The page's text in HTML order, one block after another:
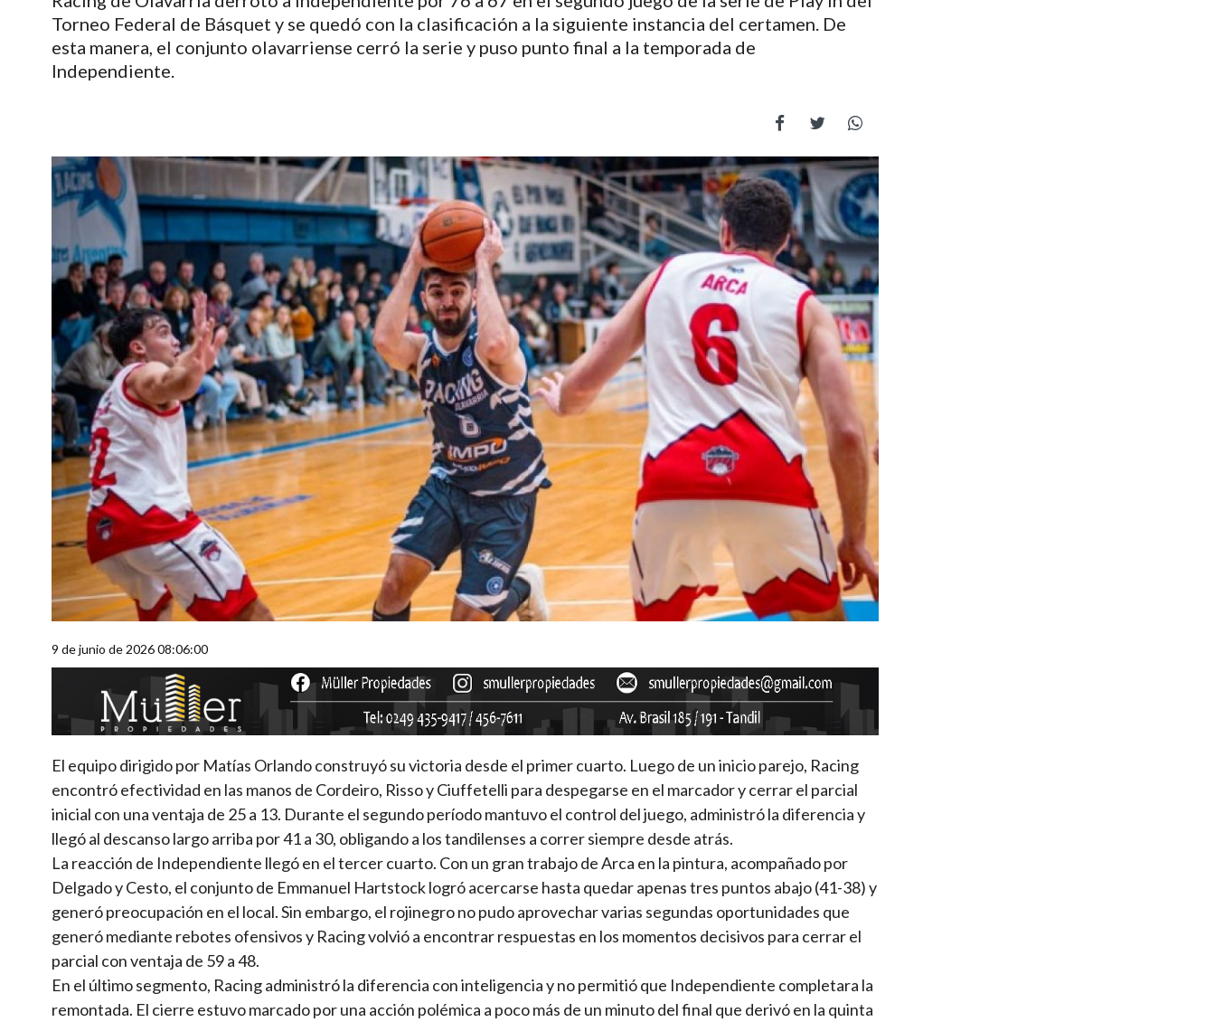
Torneo Federal de Básquet y se quedó con la clasificación a la siguiente instancia del certamen. De
esta manera, el conjunto olavarriense cerró la serie y puso punto final a la temporada de
Independiente.
9 de junio de 2026 08:06:00
El equipo dirigido por Matías Orlando construyó su victoria desde el primer cuarto. Luego de un inicio parejo, Racing
encontró efectividad en las manos de Cordeiro, Risso y Ciuffetelli para despegarse en el marcador y cerrar el parcial
inicial con una ventaja de 25 a 13. Durante el segundo período mantuvo el control del juego, administró la diferencia y
llegó al descanso largo arriba por 41 a 30, obligando a los tandilenses a correr siempre desde atrás.
La reacción de Independiente llegó en el tercer cuarto. Con un gran trabajo de Arca en la pintura, acompañado por
Delgado y Cesto, el conjunto de Emmanuel Hartstock logró acercarse hasta quedar apenas tres puntos abajo (41-38) y
generó preocupación en el local. Sin embargo, el rojinegro no pudo aprovechar varias segundas oportunidades que
generó mediante rebotes ofensivos y Racing volvió a encontrar respuestas en los momentos decisivos para cerrar el
parcial con ventaja de 59 a 48.
En el último segmento, Racing administró la diferencia con inteligencia y no permitió que Independiente completara la
remontada. El cierre estuvo marcado por una acción polémica a poco más de un minuto del final que derivó en la quinta